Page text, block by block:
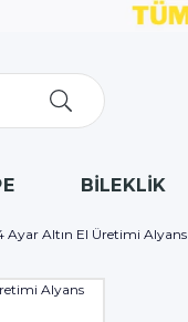
BİLEKLİK
Ayar Altın El Üretimi Alyans